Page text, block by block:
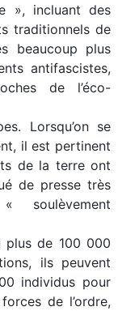
», incluant des
traditionnels de
beaucoup plus
antifascistes,
de l’éco-
Lorsqu’on se
il est pertinent
de la terre ont
de presse très
plus de 100 000
ils peuvent
individus pour
de l’ordre,